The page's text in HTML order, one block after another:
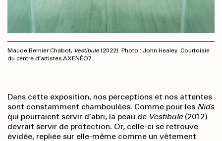
Maude Bernier Chabot, Vestibule (2022). Photo : John Healey. Courtoisie
du centre d’artistes AXENÉO7
Dans cette exposition, nos perceptions et nos attentes
sont constamment chamboulées. Comme pour les Nids
qui pourraient servir d’abri, la peau de Vestibule(2012)
devrait servir de protection. Or, celle-ci se retrouve
évidée, repliée sur elle-même comme un vêtement